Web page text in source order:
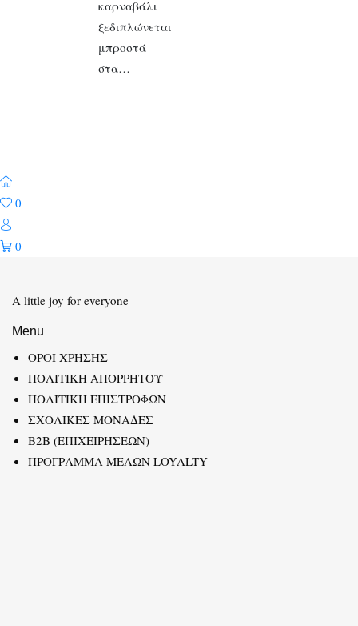
καρναβάλι
ξεδιπλώνεται
μπροστά
στα…
0
0
A little joy for everyone
Menu
ΟΡΟΙ ΧΡΗΣΗΣ
ΠΟΛΙΤΙΚΗ ΑΠΟΡΡΗΤΟΥ
ΠΟΛΙΤΙΚΗ ΕΠΙΣΤΡΟΦΩΝ
ΣΧΟΛΙΚΕΣ ΜΟΝΑΔΕΣ
B2B (ΕΠΙΧΕΙΡΗΣΕΩΝ)
ΠΡΟΓΡΑΜΜΑ ΜΕΛΩΝ LOYALTY